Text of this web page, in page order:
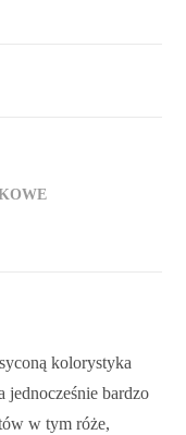
kolorystyka
bardzo
w tym róże,